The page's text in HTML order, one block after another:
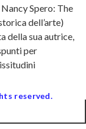
Spero: The
dell’arte)
della sua autrice,
per
reserved.